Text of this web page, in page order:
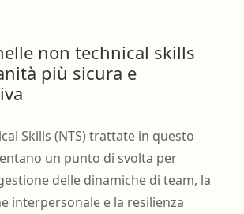
non technical skills
più sicura e
Skills (NTS) trattate in questo
un punto di svolta per
delle dinamiche di team, la
interpersonale e la resilienza